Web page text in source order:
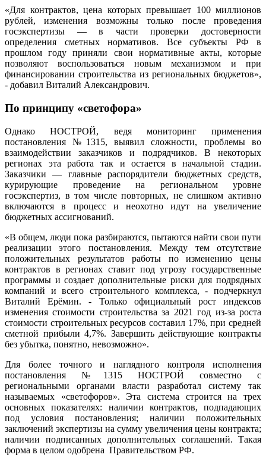
«Для контрактов, цена которых превышает 100 миллионов
рублей, изменения возможны только после проведения
госэкспертизы — в части проверки достоверности
определения сметных нормативов. Все субъекты РФ в
прошлом году приняли свои нормативные акты, которые
позволяют воспользоваться новым механизмом и при
финансировании строительства из региональных бюджетов»,
- добавил Виталий Александрович.
По принципу «светофора»
Однако НОСТРОЙ, ведя мониторинг применения
постановления №1315, выявил сложности, проблемы во
взаимодействии заказчиков и подрядчиков. В некоторых
регионах эта работа так и остается в начальной стадии.
Заказчики — главные распорядители бюджетных средств,
курирующие проведение на региональном уровне
госэкспертиз, в том числе повторных, не слишком активно
включаются в процесс и неохотно идут на увеличение
бюджетных ассигнований.
«В общем, люди пока разбираются, пытаются найти свои пути
реализации этого постановления. Между тем отсутствие
положительных результатов работы по изменению цены
контрактов в регионах ставит под угрозу государственные
программы и создает дополнительные риски для подрядных
компаний и всего строительного комплекса, - подчеркнул
Виталий Ерёмин. - Только официальный рост индексов
изменения стоимости строительства за 2021 год из-за роста
стоимости строительных ресурсов составил 17%, при средней
сметной прибыли 4,7%. Завершить действующие контракты
без убытка, понятно, невозможно».
Для более точного и наглядного контроля исполнения
постановления №1315 НОСТРОЙ совместно с
региональными органами власти разработал систему так
называемых «светофоров». Эта система строится на трех
основных показателях: наличии контрактов, подпадающих
под условия постановления; наличии положительных
заключений экспертизы на сумму увеличения цены контракта;
наличии подписанных дополнительных соглашений. Такая
форма в целом одобрена Правительством РФ.